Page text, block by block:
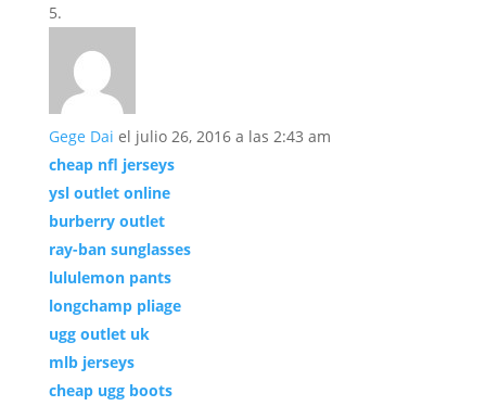
Gege Dai el julio 26, 2016 a las 2:43 am
cheap nfl jerseys
ysl outlet online
burberry outlet
ray-ban sunglasses
lululemon pants
longchamp pliage
ugg outlet uk
mlb jerseys
cheap ugg boots